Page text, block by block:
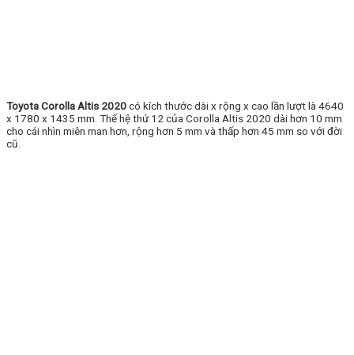
Toyota Corolla Altis 2020có kích thước dài x rộng x cao lần lượt là 4640
x 1780 x 1435 mm. Thế hệ thứ 12 của Corolla Altis 2020 dài hơn 10 mm
cho cái nhìn miên man hơn, rộng hơn 5 mm và thấp hơn 45 mm so với đời
cũ.